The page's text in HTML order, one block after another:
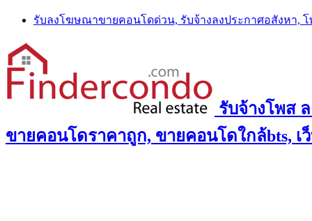
Skip
content
รับลงโฆษณาขายคอนโดด่วน, รับจ้างลงประกาศอสังหา,
รับจ้างโพส
ขายคอนโดราคาถูก, ขายคอนโดใกล้bts,